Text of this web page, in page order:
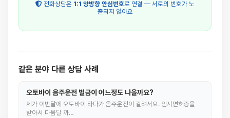
전화상담은 1:1 양방향 안심번호로 연결 — 서로의 번호가 노
출되지 않아요
같은 분야 다른 상담 사례
오토바이 음주운전 벌금이 어느정도 나올까요?
제가 이번달에 오토바이 타다가 음주운전이 걸려서요. 임시면허증을
받아서 다음달 까…